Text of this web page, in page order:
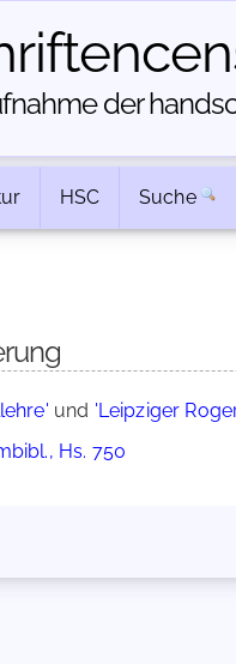
der
HSC Suche
und 'Leipziger
Hs. 750